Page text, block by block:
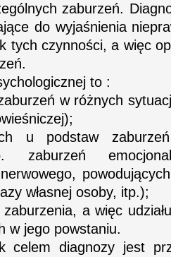
zaburzeń.
do wyjaśnienia
tych czynności, a więc
to :
w różnych
u podstaw zaburzeń
zaburzeń
własnej osoby, itp.);
a więc
w jego powstaniu.
celem diagnozy jest